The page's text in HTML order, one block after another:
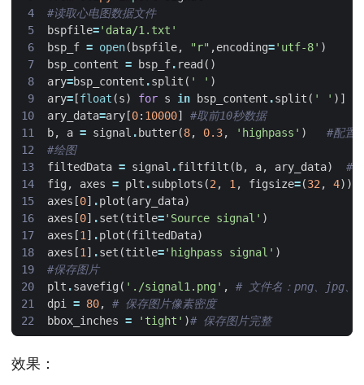
#读取心电图数据文件
bspfile='data/1.txt'
bsp_f = open( bspfile, "r" ,encoding='utf-8' )
bsp_content = bsp_f. read ()
ary=bsp_content .split ( ' ' )
ary= [float (s) for s in bsp_content .split ( ' ' )]
ary_data=ary [0: 10000]
#取前10秒数据
b, a = signal . butter(8, 0.3, 'highpass' )
#配置
#绘图
filtedData = signal .filtfilt ( b, a, ary_data)
fig , axes = plt .subplots (2 , 1 , figsize=(32 , 4))
axes [0] .plot (ary_data)
axes [0] .set (title='Source signal' )
axes [1 ] .plot (filtedData)
axes [1 ] .set (title='highpass signal' )
#保存图片
plt .savefig ( './signal1.png' ,
# ⽂件名：png、jpg、
dpi
= 80,
# 保存图⽚像素密度
bbox_inches = 'tight' )# 保存图⽚完整
效果：